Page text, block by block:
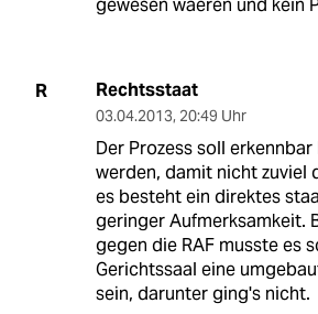
gewesen waeren und kein
R Rechtsstaat
03.04.2013, 20:49 Uhr
Der Prozess soll
werden, damit nicht zuviel
es besteht ein direktes
geringer Aufmerksamkeit.
gegen die RAF musste es
Gerichtssaal eine
sein, darunter ging's nicht.